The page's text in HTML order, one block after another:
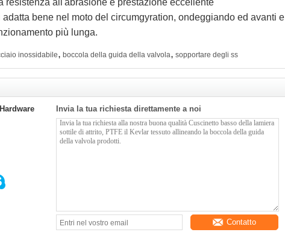
resistenza all'abrasione e prestazione eccellente
bene nel moto del circumgyration, ondeggiando ed avanti e
più lunga.
inossidabile, boccola della guida della valvola, sopportare degli ss
Invia la tua richiesta direttamente a noi
Contatto